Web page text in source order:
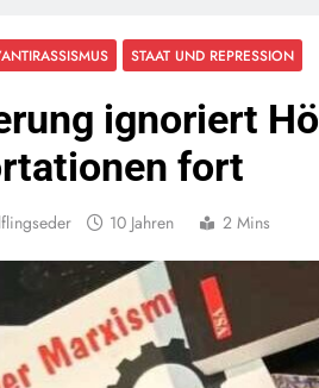
STAAT UND REPRESSION
ignoriert
fort
10 Jahren 2 Mins